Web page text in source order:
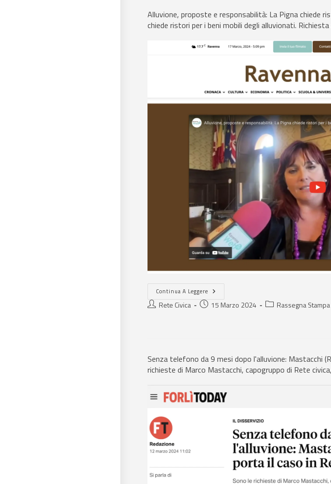
Alluvione, proposte e responsabilità: La Pigna chiede
chiede ristori per i beni mobili degli alluvionati.
Continua A Leggere
Rete Civica 15 Marzo 2024 Rassegna Stampa
Senza telefono da 9 mesi dopo l'alluvione: Mastacchi
richieste di Marco Mastacchi, capogruppo di Rete